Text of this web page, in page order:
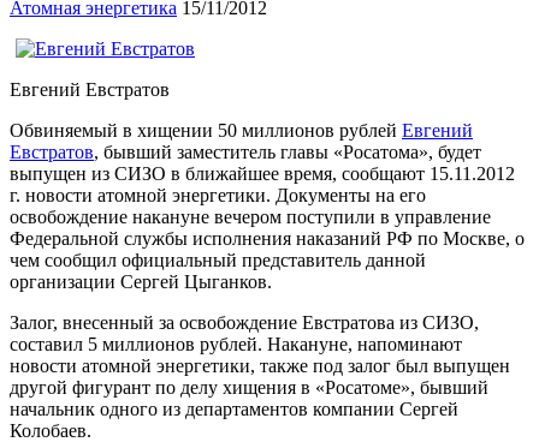
Атомная энергетика 15/11/2012
Евгений Евстратов
Обвиняемый в хищении 50 миллионов рублей Евгений
Евстратов, бывший заместитель главы «Росатома», будет
выпущен из СИЗО в ближайшее время, сообщают 15.11.2012
г. новости атомной энергетики. Документы на его
освобождение накануне вечером поступили в управление
Федеральной службы исполнения наказаний РФ по Москве, о
чем сообщил официальный представитель данной
организации Сергей Цыганков.
Залог, внесенный за освобождение Евстратова из СИЗО,
составил 5 миллионов рублей. Накануне, напоминают
новости атомной энергетики, также под залог был выпущен
другой фигурант по делу хищения в «Росатоме», бывший
начальник одного из департаментов компании Сергей
Колобаев.